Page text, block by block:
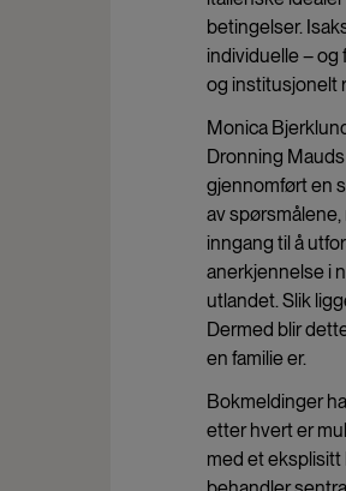
betingelser.
individuelle – og
og institusjonelt
Monica
Dronning
gjennomført en
av
inngang til å
anerkjennelse i
utlandet. Slik
Dermed blir
en familie er.
Bokmeldinger
etter hvert er
med et